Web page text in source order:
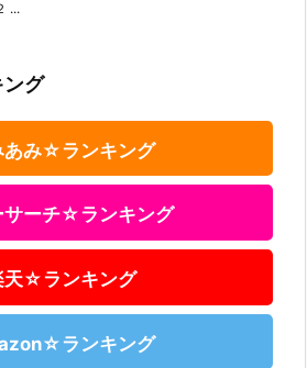
...
グ
あみ☆ランキング
サーチ☆ランキング
天☆ランキング
ランキング